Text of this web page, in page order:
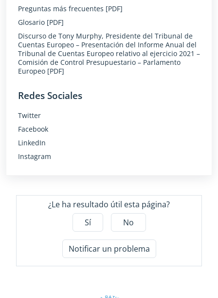
Preguntas más frecuentes [PDF]
Glosario [PDF]
Discurso de Tony Murphy, Presidente del Tribunal de
Cuentas Europeo – Presentación del Informe Anual del
Tribunal de Cuentas Europeo relativo al ejercicio 2021 –
Comisión de Control Presupuestario – Parlamento
Europeo [PDF]
Redes Sociales
Twitter
Facebook
LinkedIn
Instagram
¿Le ha resultado útil esta página?
Sí
No
Notificar un problema